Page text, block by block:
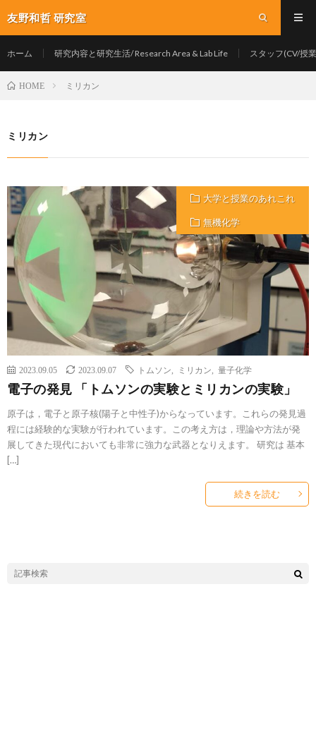
友野和哲 研究室
ホーム 研究内容と研究生活/ Research Area & Lab Life スタッフ(CV/授
HOME ミリカン
ミリカン
大学と授業のあれこれ
無機化学
2023.09.05 2023.09.07 トムソン ミリカン 量子化学
電子の発見 「トムソンの実験とミリカンの実験」
原子は，電子と原子核(陽子と中性子)からなっています。これらの発見過
程には経験的な実験が行われています。この考え方は，理論や方法が発
展してきた現代においても非常に強力な武器となりえます。 研究は 基本
[…]
続きを読む